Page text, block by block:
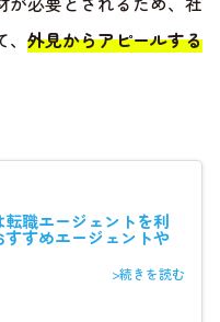
外見からアピールする
職エージェントを利
すめエージェントや
>続きを読む